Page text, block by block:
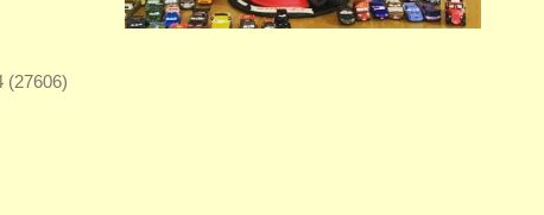
(27606)